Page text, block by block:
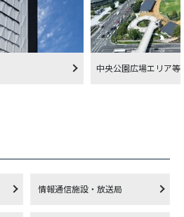
中央公園広場エリア
情報通信施設・放送局